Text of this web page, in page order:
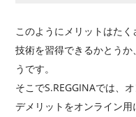
このようにメリットはた
技術を習得できるかとう
うです。
そこでS.REGGINAでは、
デメリットをオンライン